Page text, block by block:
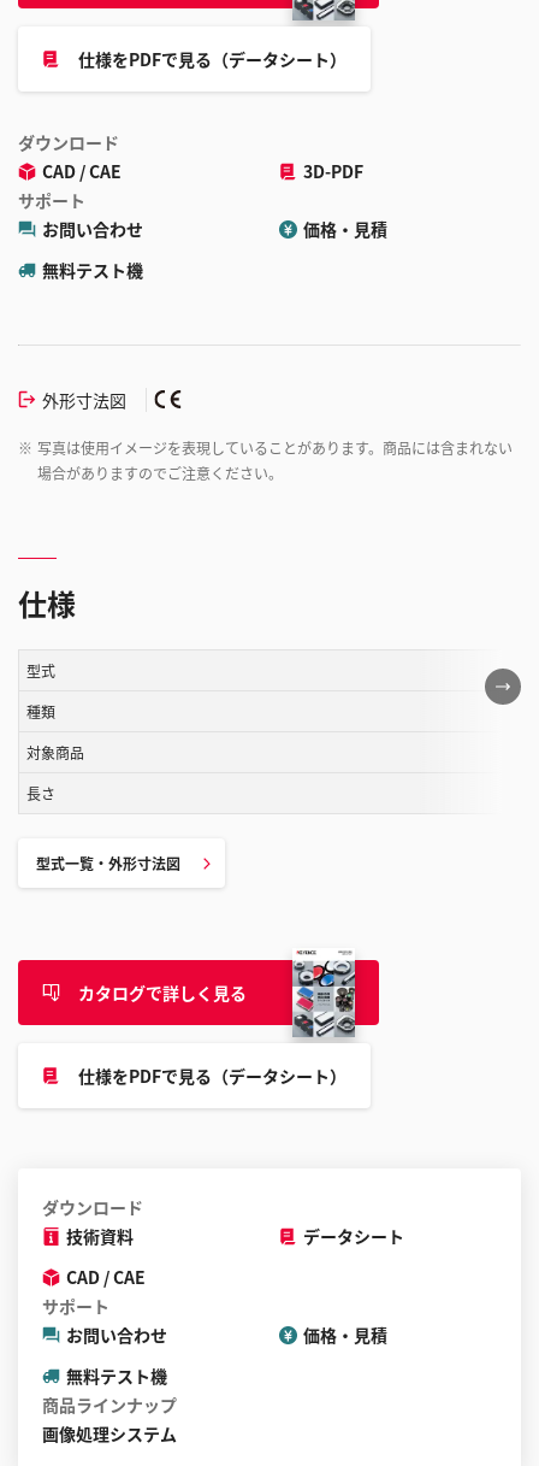
仕様をPDFで見る（データシート）
ダウンロード
CAD / CAE
3D-PDF
サポート
お問い合わせ
価格・見積
無料テスト機
外形寸法図
※ 写真は使用イメージを表現していることがあります。商品には含まれない
場合がありますのでご注意ください。
仕様
こ
の
型式
種類
対象商品
長さ
型式一覧・外形寸法図
カタログで詳しく見る
仕様をPDFで見る（データシート）
ダウンロード
技術資料
データシート
CAD / CAE
サポート
お問い合わせ
価格・見積
無料テスト機
商品ラインナップ
画像処理システム